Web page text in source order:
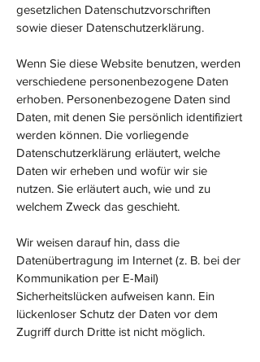
gesetzlichen Datenschutzvorschriften
sowie dieser Datenschutzerklärung.
Wenn Sie diese Website benutzen, werden
verschiedene personenbezogene Daten
erhoben. Personenbezogene Daten sind
Daten, mit denen Sie persönlich identifiziert
werden können. Die vorliegende
Datenschutzerklärung erläutert, welche
Daten wir erheben und wofür wir sie
nutzen. Sie erläutert auch, wie und zu
welchem Zweck das geschieht.
Wir weisen darauf hin, dass die
Datenübertragung im Internet (z. B. bei der
Kommunikation per E-Mail)
Sicherheitslücken aufweisen kann. Ein
lückenloser Schutz der Daten vor dem
Zugriff durch Dritte ist nicht möglich.